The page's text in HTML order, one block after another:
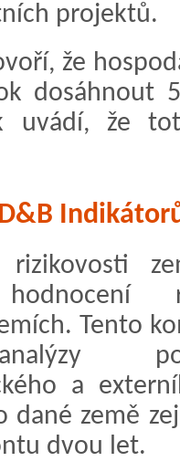
projektů.
že
dosáhnout
uvádí, že
rizikovosti
Tento
a
dané země
dvou let.